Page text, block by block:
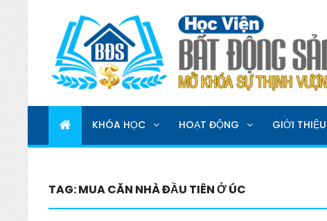
HỌC VIỆN BẤT ĐỘNG
MỞ KHOÁ SỰ THỊNH VƯỢNG
KHÓA HỌC HOẠT ĐỘNG GIỚI THIỆU
TAG:MUA CĂN NHÀ ĐẦU TIÊN Ở ÚC